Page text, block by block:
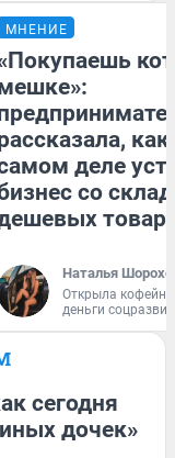
МНЕНИЕ
как
деле
со
Наталья
Открыла
деньги
сегодня
дочек»